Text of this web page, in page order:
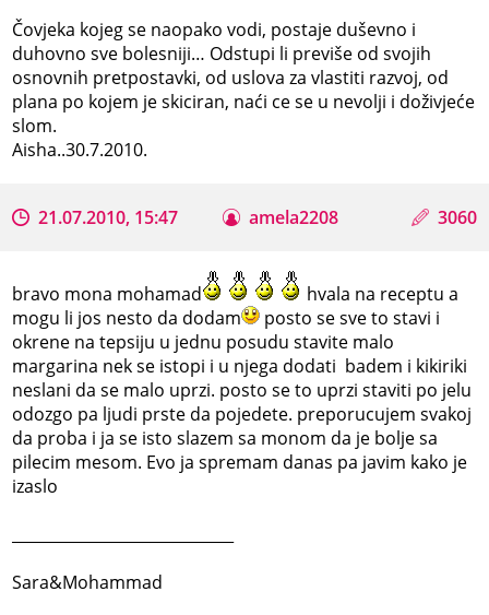
Čovjeka kojeg se naopako vodi, postaje duševno i
duhovno sve bolesniji… Odstupi li previše od svojih
osnovnih pretpostavki, od uslova za vlastiti razvoj, od
plana po kojem je skiciran, naći ce se u nevolji i doživjeće
slom.
Aisha..30.7.2010.
21.07.2010, 15:47 amela2208 3060
bravo mona mohamad
hvala na receptu a
mogu li jos nesto da dodam
posto se sve to stavi i
okrene na tepsiju u jednu posudu stavite malo
margarina nek se istopi i u njega dodati badem i kikiriki
neslani da se malo uprzi. posto se to uprzi staviti po jelu
odozgo pa ljudi prste da pojedete. preporucujem svakoj
da proba i ja se isto slazem sa monom da je bolje sa
pilecim mesom. Evo ja spremam danas pa javim kako je
izaslo
Sara&Mohammad